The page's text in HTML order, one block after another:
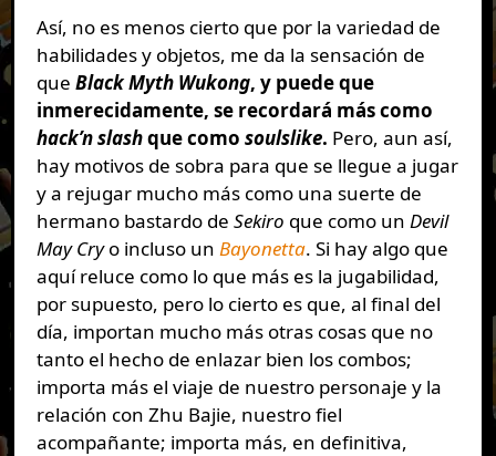
Así, no es menos cierto que por la variedad de
habilidades y objetos, me da la sensación de
que Black Myth Wukong, y puede que
inmerecidamente, se recordará más como
hack’n slashque como soulslike. Pero, aun así,
hay motivos de sobra para que se llegue a jugar
y a rejugar mucho más como una suerte de
hermano bastardo de Sekiro que como un Devil
May Cryo incluso un Bayonetta. Si hay algo que
aquí reluce como lo que más es la jugabilidad,
por supuesto, pero lo cierto es que, al final del
día, importan mucho más otras cosas que no
tanto el hecho de enlazar bien los combos;
importa más el viaje de nuestro personaje y la
relación con Zhu Bajie, nuestro fiel
acompañante; importa más, en definitiva,